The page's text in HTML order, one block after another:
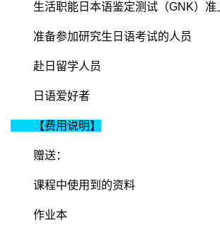
生活职能日本语鉴定测试（GNK）准
准备参加研究生日语考试的人员
赴日留学人员
日语爱好者
【费用说明】
赠送：
课程中使用到的资料
作业本